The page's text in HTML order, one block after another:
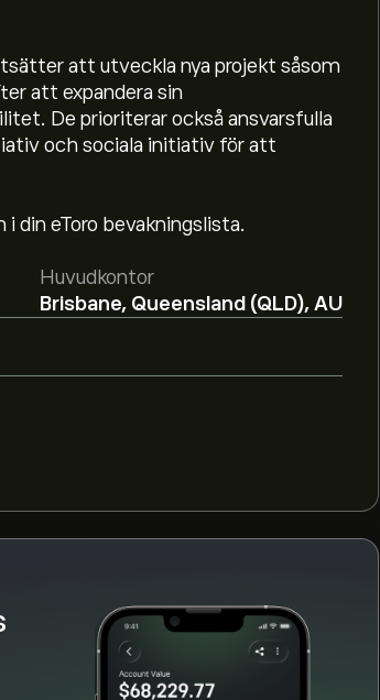
att utveckla nya projekt såsom
att expandera sin
De prioriterar också ansvarsfulla
och sociala initiativ för att
din eToro bevakningslista.
Huvudkontor
Brisbane, Queensland (QLD), AU
Ltd är 2.410‎A$‎.Registrera dig
Ltd baserat på
Se den senaste prognosen för